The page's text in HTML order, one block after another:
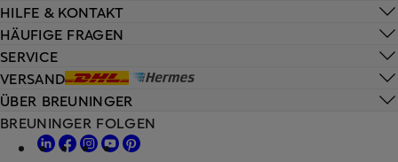
HILFE & KONTAKT
HÄUFIGE FRAGEN
SERVICE
VERSAND
ÜBER BREUNINGER
BREUNINGER FOLGEN